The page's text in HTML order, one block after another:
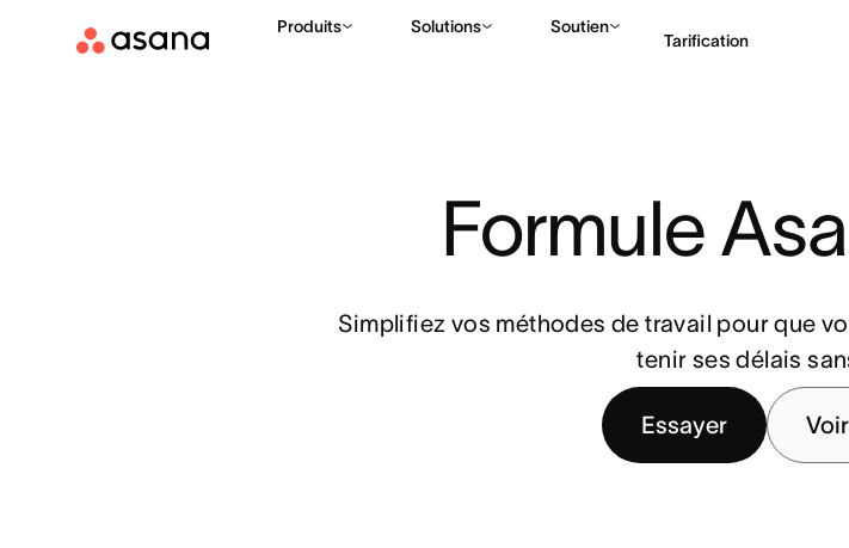
Produits Solutions Soutien
Tarification
Formule
Simplifiez vos méthodes de travail pour que
tenir ses délais
Essayer